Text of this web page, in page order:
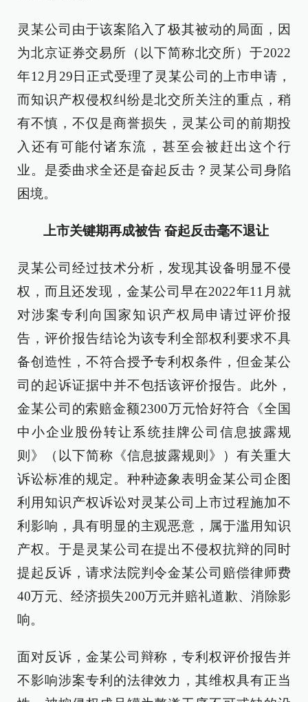
灵某公司由于该案陷入了极其被动的局面，因
为北京证券交易所（以下简称北交所）于2022
年12月29日正式受理了灵某公司的上市申请，
而知识产权侵权纠纷是北交所关注的重点，稍
有不慎，不仅是商誉损失，灵某公司的前期投
入还有可能付诸东流，甚至会被赶出这个行
业。是委曲求全还是奋起反击？灵某公司身陷
困境。
上市关键期再成被告 奋起反击毫不退让
灵某公司经过技术分析，发现其设备明显不侵
权，而且还发现，金某公司早在2022年11月就
对涉案专利向国家知识产权局申请过评价报
告，评价报告结论为该专利全部权利要求不具
备创造性，不符合授予专利权条件，但金某公
司的起诉证据中并不包括该评价报告。此外，
金某公司的索赔金额2300万元恰好符合《全国
中小企业股份转让系统挂牌公司信息披露规
则》（以下简称《信息披露规则》）有关重大
诉讼标准的规定。种种迹象表明金某公司企图
利用知识产权诉讼对灵某公司上市过程施加不
利影响，具有明显的主观恶意，属于滥用知识
产权。于是灵某公司在提出不侵权抗辩的同时
提起反诉，请求法院判令金某公司赔偿律师费
40万元、经济损失200万元并赔礼道歉、消除影
响。
面对反诉，金某公司辩称，专利权评价报告并
不影响涉案专利的法律效力，其维权具有正当